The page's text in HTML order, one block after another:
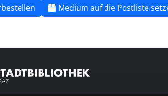
Medium auf die Postliste